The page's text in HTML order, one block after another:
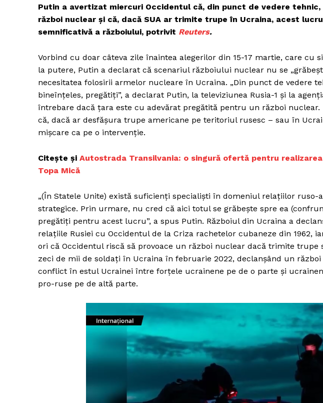
Putin a avertizat miercuri Occidentul că, din punct de vedere
război nuclear şi că, dacă SUA ar trimite trupe în Ucraina, acest
semnificativă a războiului, potrivit Reuters.
Vorbind cu doar câteva zile înaintea alegerilor din 15-17 martie, care cu
la putere, Putin a declarat că scenariul războiului nuclear nu se
necesitatea folosirii armelor nucleare în Ucraina. „Din punct de vedere
bineînţeles, pregătiţi”, a declarat Putin, la televiziunea Rusia-1 şi la
întrebare dacă ţara este cu adevărat pregătită pentru un război nuclear.
că, dacă ar desfăşura trupe americane pe teritoriul rusesc – sau în
mişcare ca pe o intervenţie.
Citește și Autostrada Transilvania: o singură ofertă pentru
Topa Mică
„(În Statele Unite) există suficienţi specialişti în domeniul relaţiilor
strategice. Prin urmare, nu cred că aici totul se grăbeşte spre ea
pregătiţi pentru acest lucru”, a spus Putin. Războiul din Ucraina a
relaţiile Rusiei cu Occidentul de la Criza rachetelor cubaneze din 1962,
ori că Occidentul riscă să provoace un război nuclear dacă trimite
zeci de mii de soldaţi în Ucraina în februarie 2022, declanşând un
conflict în estul Ucrainei între forţele ucrainene pe de o parte şi
pro-ruse pe de altă parte.